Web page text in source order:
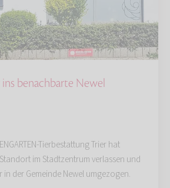
ins benachbarte Newel
Tierbestattung Trier hat
im Stadtzentrum verlassen und
in der Gemeinde Newel umgezogen.